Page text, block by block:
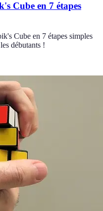
Cube en 7 étapes
Cube en 7 étapes simples
débutants !